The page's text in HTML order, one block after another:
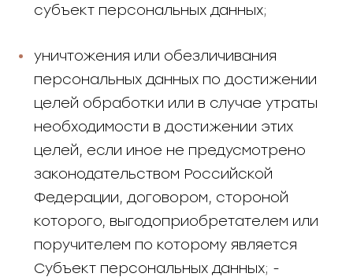
субъект персональных данных;
уничтожения или обезличивания
персональных данных по достижении
целей обработки или в случае утраты
необходимости в достижении этих
целей, если иное не предусмотрено
законодательством Российской
Федерации, договором, стороной
которого, выгодоприобретателем или
поручителем по которому является
Субъект персональных данных; -